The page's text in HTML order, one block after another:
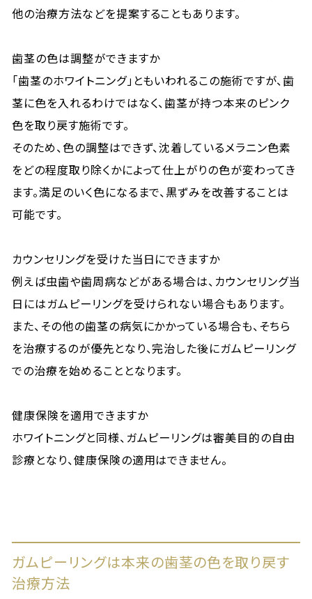
他の治療方法などを提案することもあります。
歯茎の色は調整ができますか
「歯茎のホワイトニング」ともいわれるこの施術ですが、歯
茎に色を入れるわけではなく、歯茎が持つ本来のピンク
色を取り戻す施術です。
そのため、色の調整はできず、沈着しているメラニン色素
をどの程度取り除くかによって仕上がりの色が変わってき
ます。満足のいく色になるまで、黒ずみを改善することは
可能です。
カウンセリングを受けた当日にできますか
例えば虫歯や歯周病などがある場合は、カウンセリング当
日にはガムピーリングを受けられない場合もあります。
また、その他の歯茎の病気にかかっている場合も、そちら
を治療するのが優先となり、完治した後にガムピーリング
での治療を始めることとなります。
健康保険を適用できますか
ホワイトニングと同様、ガムピーリングは審美目的の自由
診療となり、健康保険の適用はできません。
ガムピーリングは本来の歯茎の色を取り戻す
治療方法